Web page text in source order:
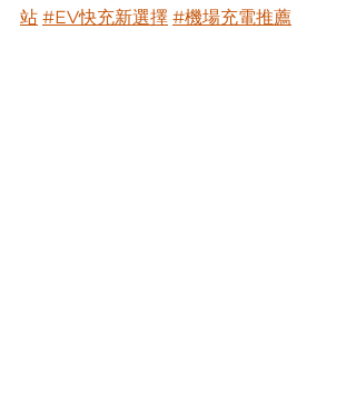
站 #EV快充新選擇 #機場充電推薦